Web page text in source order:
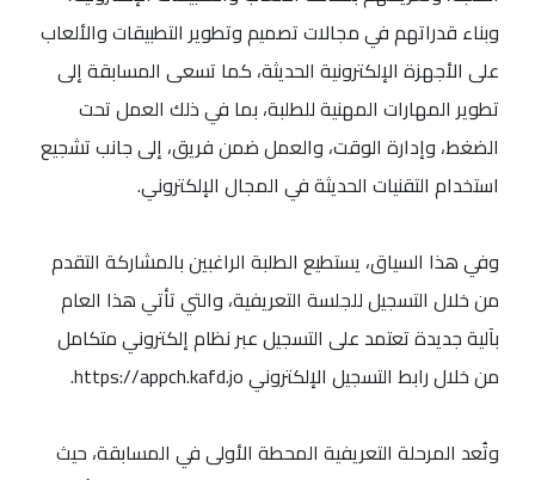
وبناء قدراتهم في مجالات تصميم وتطوير التطبيقات والألعاب
على الأجهزة الإلكترونية الحديثة، كما تسعى المسابقة إلى
تطوير المهارات المهنية للطلبة، بما في ذلك العمل تحت
الضغط، وإدارة الوقت، والعمل ضمن فريق، إلى جانب تشجيع
استخدام التقنيات الحديثة في المجال الإلكتروني.
وفي هذا السياق، يستطيع الطلبة الراغبين بالمشاركة التقدم
من خلال التسجيل للجلسة التعريفية، والتي تأتي هذا العام
بآلية جديدة تعتمد على التسجيل عبر نظام إلكتروني متكامل
من خلال رابط التسجيل الإلكتروني https://appch.kafd.jo.
وتُعد المرحلة التعريفية المحطة الأولى في المسابقة، حيث